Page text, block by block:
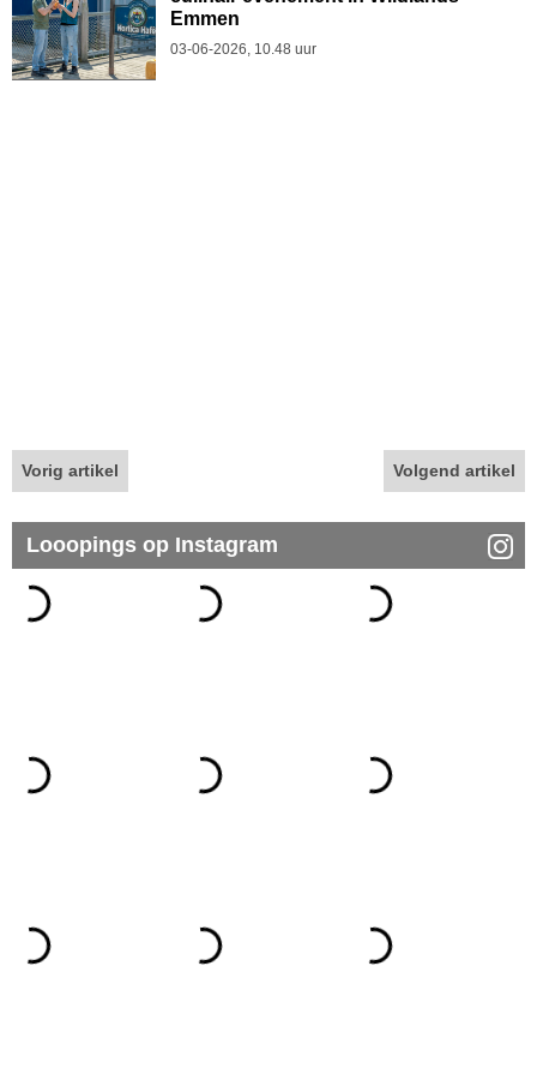
Emmen
03-06-2026, 10.48 uur
Vorig artikel Volgend artikel
Looopings op Instagram